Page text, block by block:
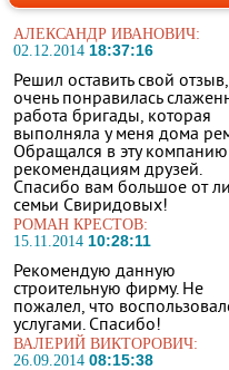
АЛЕКСАНДР ИВАНОВИЧ:
02.12.2014 18:37:16
Решил оставить свой отзыв,
очень понравилась
работа бригады, которая
выполняла у меня дома
Обращался в эту
рекомендациям друзей.
Спасибо вам большое от
семьи Свиридовых!
РОМАН КРЕСТОВ:
15.11.2014 10:28:11
Рекомендую данную
строительную фирму. Не
пожалел, что
услугами. Спасибо!
ВАЛЕРИЙ ВИКТОРОВИЧ:
26.09.2014 08:15:38